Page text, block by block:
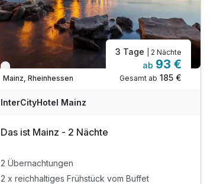
Verfügbar bis Dezember
Mainz, Rheinhessen
3 Tage | 2 Nächte
ab 93 €
Gesamt ab 185 €
InterCityHotel Mainz
Das ist Mainz - 2 Nächte
2 Übernachtungen
2 x reichhaltiges Frühstück vom Buffet